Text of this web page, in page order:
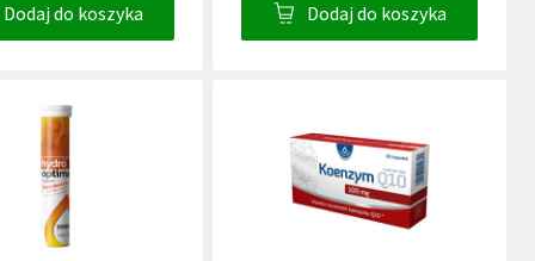
Dodaj do koszyka Dodaj do koszyka